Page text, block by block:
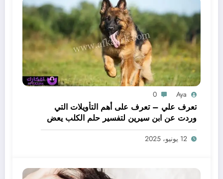
Aya
0
تعرف علي – تعرف على أهم التأويلات التي
وردت عن ابن سيرين لتفسير حلم الكلب يعض
يدي – بالتفصيل
12 يونيو، 2025